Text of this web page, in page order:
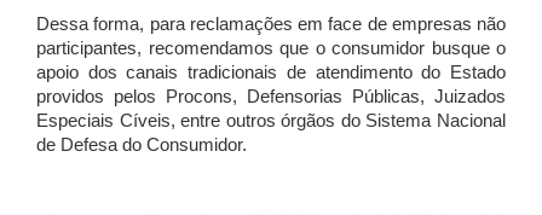
Dessa forma, para reclamações em face de empresas não
participantes, recomendamos que o consumidor busque o
apoio dos canais tradicionais de atendimento do Estado
providos pelos Procons, Defensorias Públicas, Juizados
Especiais Cíveis, entre outros órgãos do Sistema Nacional
de Defesa do Consumidor.